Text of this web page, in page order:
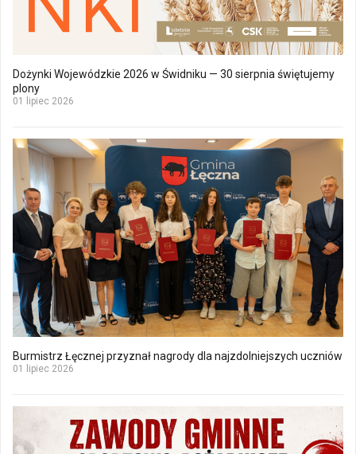
Dożynki Wojewódzkie 2026 w Świdniku — 30 sierpnia świętujemy
plony
01 lipiec 2026
Burmistrz Łęcznej przyznał nagrody dla najzdolniejszych uczniów
01 lipiec 2026